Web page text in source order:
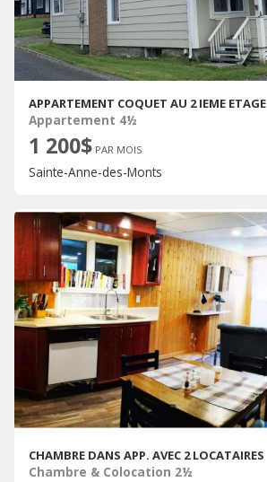
APPARTEMENT COQUET AU 2 IEME ETAGE
Appartement 4½
1 200$ PAR MOIS
Sainte-Anne-des-Monts
CHAMBRE DANS APP. AVEC 2 LOCATAIRES
Chambre & Colocation 2½